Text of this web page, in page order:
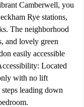
Camberwell, you
Rye stations,
The neighborhood
and lovely green
easily accessible
Located
with no lift
leading down